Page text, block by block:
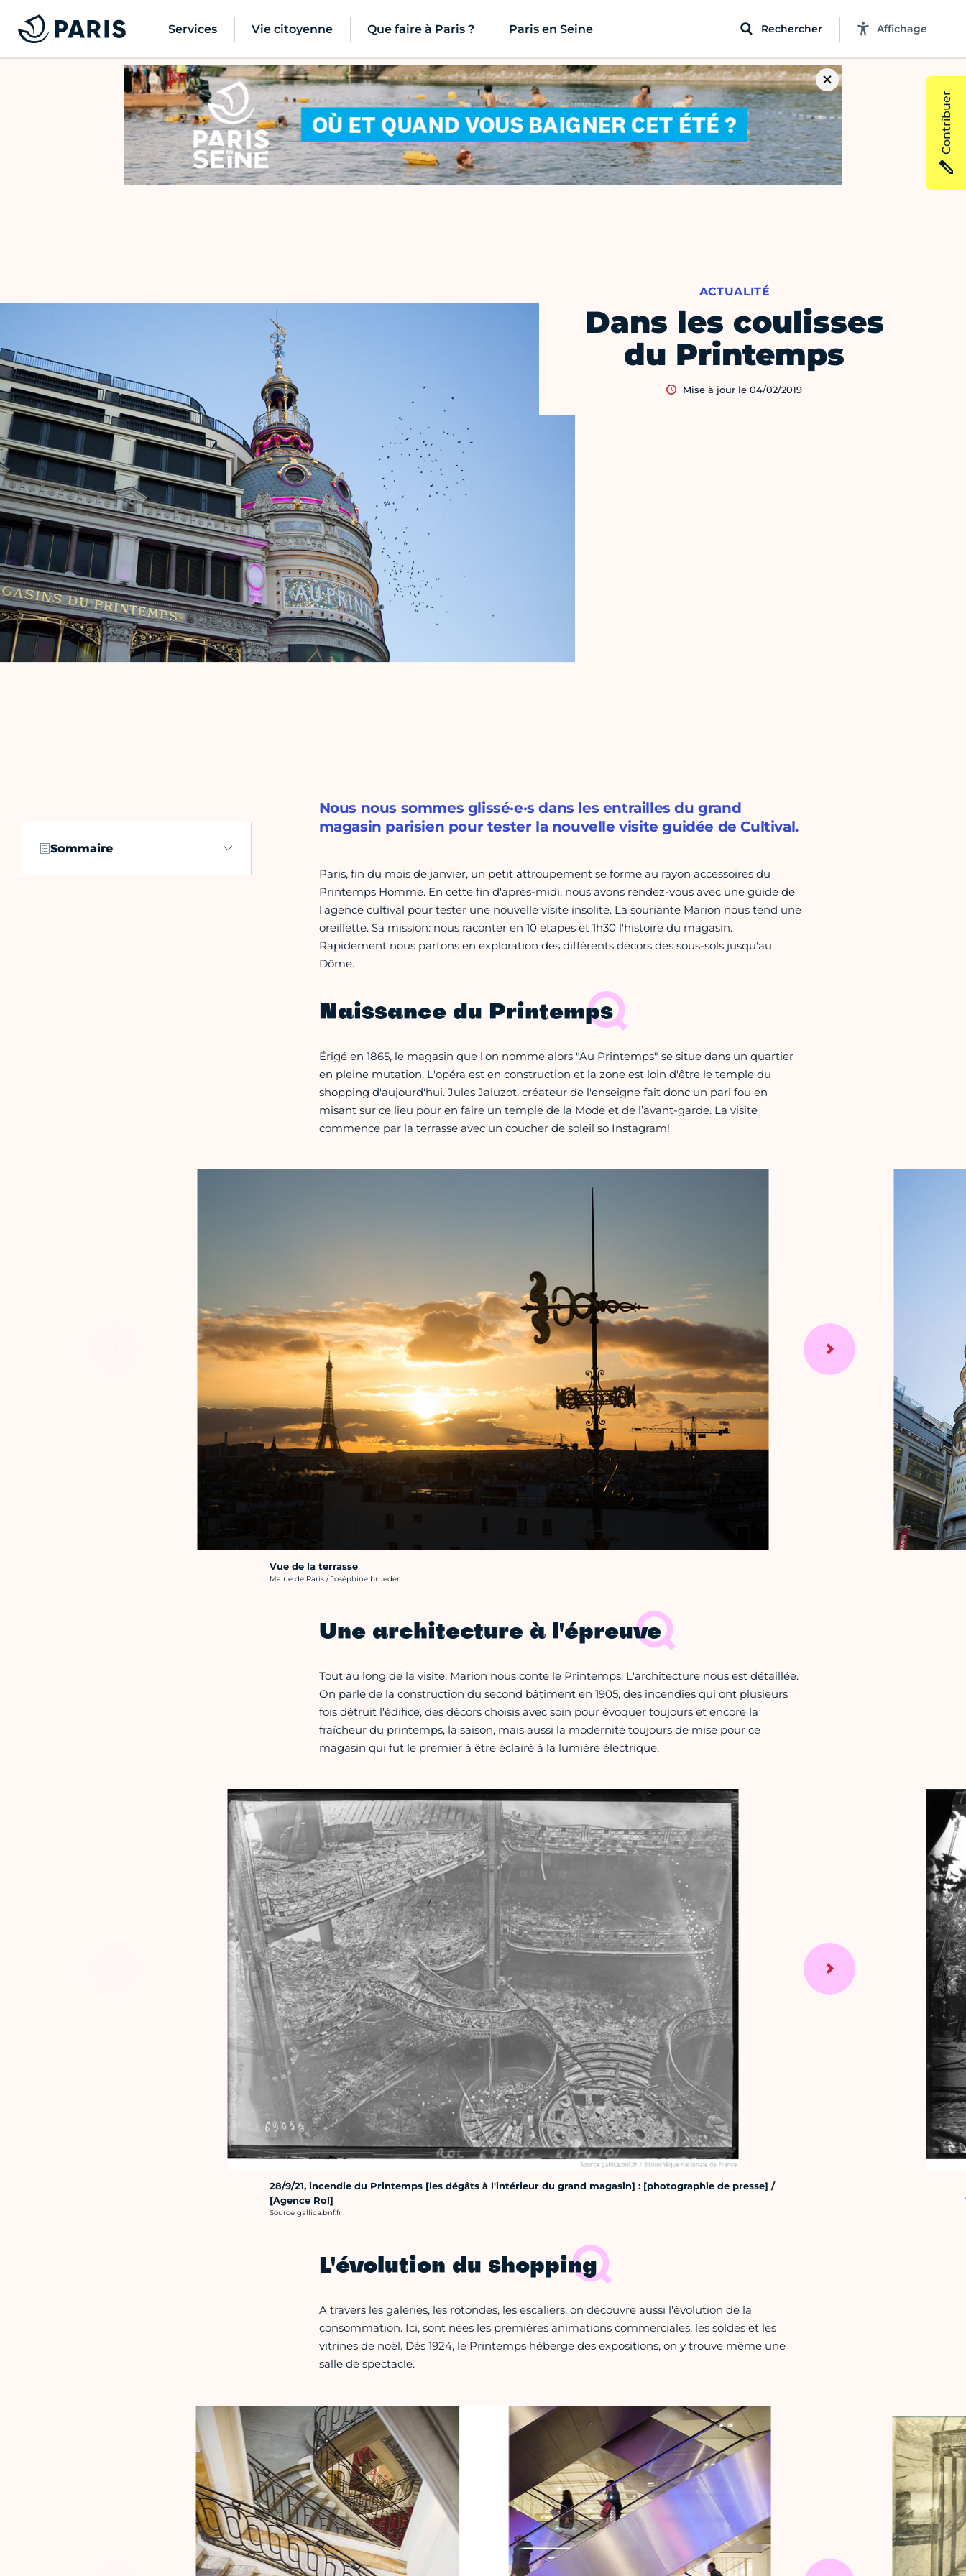
Services Vie citoyenne Que faire à Paris ? Paris en Seine Rechercher Affichage
Dans les coulisses
du Printemps
ACTUALITÉ
Mise à jour le 04/02/2019
Sommaire
Nous nous sommes glissé·e·s dans les entrailles du grand
magasin parisien pour tester la nouvelle visite guidée de Cultival.
Paris, fin du mois de janvier, un petit attroupement se forme au rayon accessoires du
Printemps Homme. En cette fin d'après-midi, nous avons rendez-vous avec une guide de
l'agence cultival pour tester une nouvelle visite insolite. La souriante Marion nous tend une
oreillette. Sa mission: nous raconter en 10 étapes et 1h30 l'histoire du magasin.
Rapidement nous partons en exploration des différents décors des sous-sols jusqu'au
Dôme.
Naissance du Printemps
Érigé en 1865, le magasin que l'on nomme alors "Au Printemps" se situe dans un quartier
en pleine mutation. L'opéra est en construction et la zone est loin d'être le temple du
shopping d'aujourd'hui. Jules Jaluzot, créateur de l'enseigne fait donc un pari fou en
misant sur ce lieu pour en faire un temple de la Mode et de l’avant-garde. La visite
commence par la terrasse avec un coucher de soleil so Instagram!
Vue de la terrasse
Crédit photo :
Mairie de Paris / Joséphine brueder
Une architecture à l'épreuve
Tout au long de la visite, Marion nous conte le Printemps. L'architecture nous est détaillée.
On parle de la construction du second bâtiment en 1905, des incendies qui ont plusieurs
fois détruit l'édifice, des décors choisis avec soin pour évoquer toujours et encore la
fraîcheur du printemps, la saison, mais aussi la modernité toujours de mise pour ce
magasin qui fut le premier à être éclairé à la lumière électrique.
28/9/21, incendie du Printemps [les dégâts à l'intérieur du grand magasin] : [photographie de presse] /
[Agence Rol]
Crédit photo :
Source gallica.bnf.fr
L'évolution du shopping
A travers les galeries, les rotondes, les escaliers, on découvre aussi l'évolution de la
consommation. Ici, sont nées les premières animations commerciales, les soldes et les
vitrines de noël. Dés 1924, le Printemps héberge des expositions, on y trouve même une
salle de spectacle.
Contribuer